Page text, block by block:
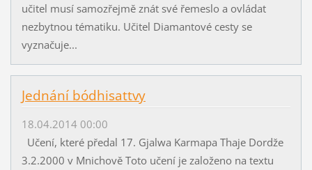
učitel musí samozřejmě znát své řemeslo a ovládat
nezbytnou tématiku. Učitel Diamantové cesty se
vyznačuje...
Jednání bódhisattvy
18.04.2014 00:00
Učení, které předal 17. Gjalwa Karmapa Thaje Dordže
3.2.2000 v Mnichově Toto učení je založeno na textu